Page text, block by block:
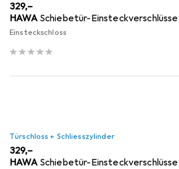
EUR
329,–
HAWA Schiebetür-
Einsteckschloss
Türschloss + Schliesszylinder
EUR
329,–
HAWA Schiebetür-